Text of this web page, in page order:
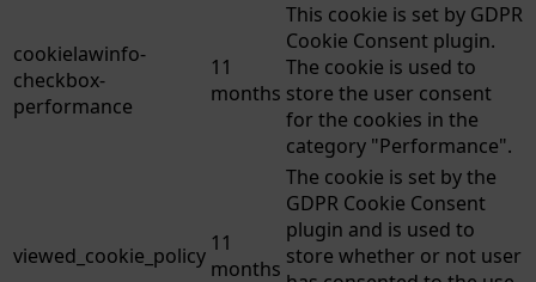
cookielawinfo-
checkbox-
performance
11
months
This cookie is set by GDPR
Cookie Consent plugin.
The cookie is used to
store the user consent
for the cookies in the
category "Performance".
viewed_cookie_policy 11
months
The cookie is set by the
GDPR Cookie Consent
plugin and is used to
store whether or not user